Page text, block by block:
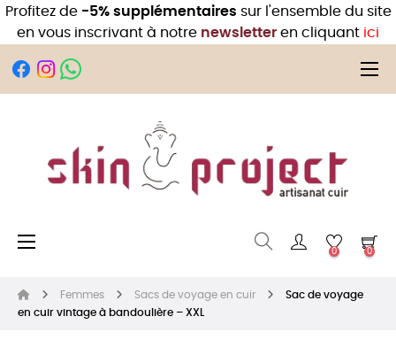
Profitez de-5% supplémentaires sur l'ensemble du site
en vous inscrivant à notre newsletter en cliquant ici
☰
Basculer la navigation
☰
0 0
Femmes Sacs de voyage en cuir
Sac de voyage
en cuir vintage à bandoulière – XXL